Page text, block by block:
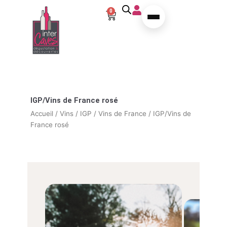
Aller au contenu
0Panier
IGP/Vins de France rosé
Accueil / Vins / IGP / Vins de France / IGP/Vins de
France rosé